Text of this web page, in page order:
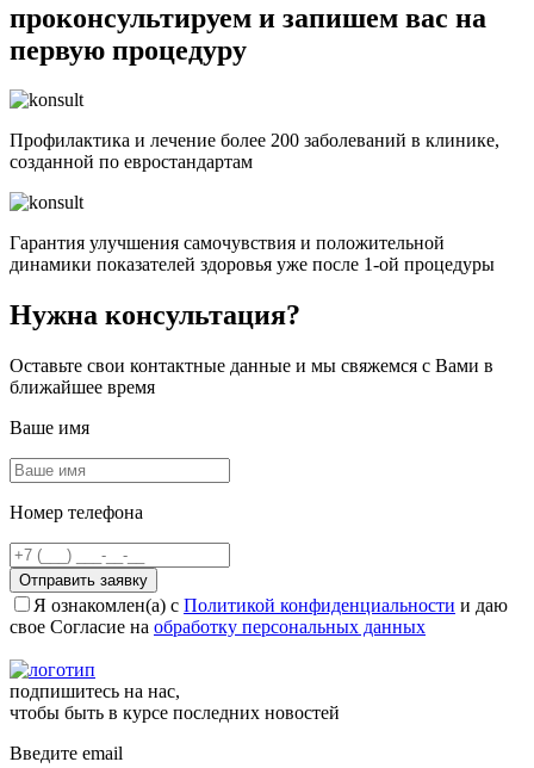
проконсультируем и запишем вас на
первую процедуру
Профилактика и лечение более 200 заболеваний в клинике,
созданной по евростандартам
Гарантия улучшения самочувствия и положительной
динамики показателей здоровья уже после 1-ой процедуры
Нужна консультация?
Оставьте свои контактные данные и мы свяжемся с Вами в
ближайшее время
Ваше имя
Номер телефона
Отправить заявку
Я ознакомлен(а) с Политикой конфиденциальности и даю
свое Согласие на обработку персональных данных
подпишитесь на нас,
чтобы быть в курсе последних новостей
Введите email